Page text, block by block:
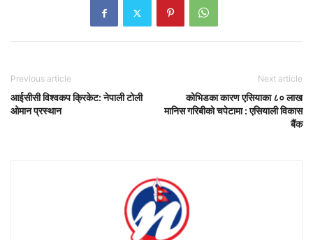
Previous article
आईसीसी विश्वकप क्रिकेट: नेपाली टोली
ओमान प्रस्थान
Next article
कोभिडका कारण एसियाका ८० लाख
मानिस गरिबीको चपेटामा : एसियाली विकास
बैंक